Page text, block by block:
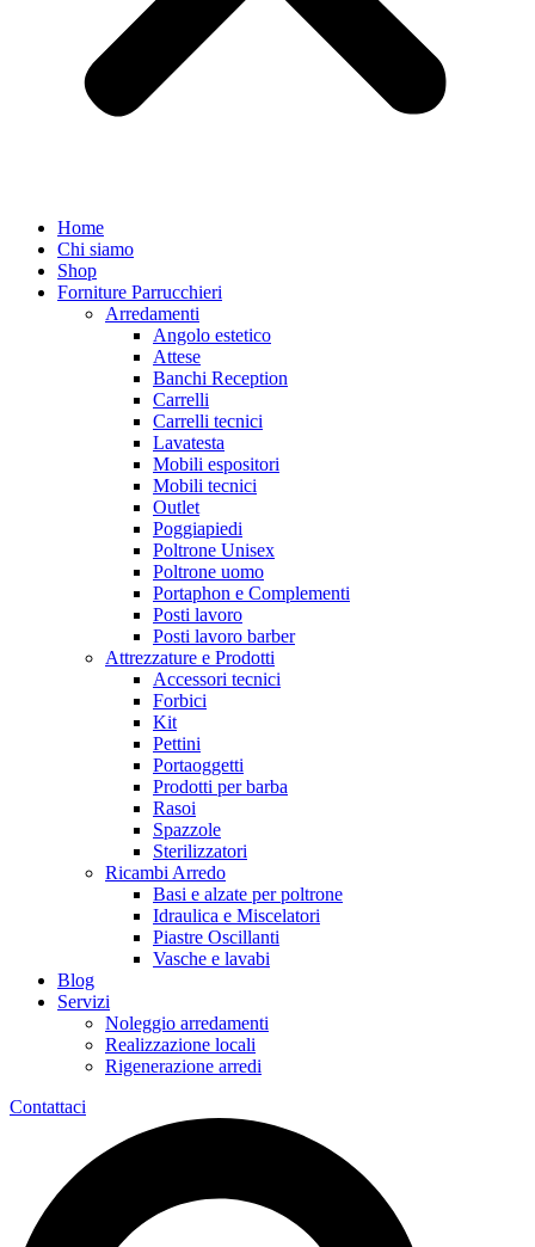
Home
Chi siamo
Shop
Forniture Parrucchieri
Arredamenti
Angolo estetico
Attese
Banchi Reception
Carrelli
Carrelli tecnici
Lavatesta
Mobili espositori
Mobili tecnici
Outlet
Poggiapiedi
Poltrone Unisex
Poltrone uomo
Portaphon e Complementi
Posti lavoro
Posti lavoro barber
Attrezzature e Prodotti
Accessori tecnici
Forbici
Kit
Pettini
Portaoggetti
Prodotti per barba
Rasoi
Spazzole
Sterilizzatori
Ricambi Arredo
Basi e alzate per poltrone
Idraulica e Miscelatori
Piastre Oscillanti
Vasche e lavabi
Blog
Servizi
Noleggio arredamenti
Realizzazione locali
Rigenerazione arredi
Contattaci